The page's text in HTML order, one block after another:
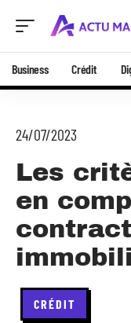
Business Crédit
24/07/2023
Les
en
CRÉDIT